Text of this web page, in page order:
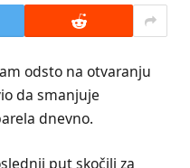
odsto na otvaranju
da smanjuje
dnevno.
put skočili za